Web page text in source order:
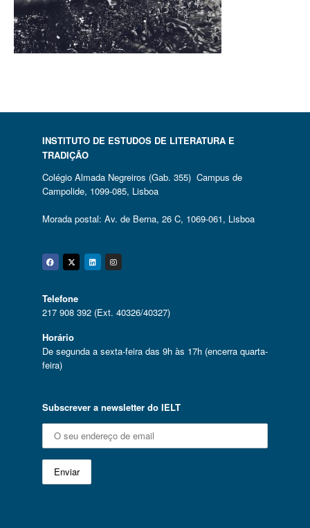
INSTITUTO DE ESTUDOS DE LITERATURA E
TRADIÇÃO
Colégio Almada Negreiros (Gab. 355) Campus de
Campolide, 1099-085, Lisboa
Morada postal: Av. de Berna, 26 C, 1069-061, Lisboa
Facebook
Twitter
Linkedin
Instagram
Telefone
217 908 392 (Ext. 40326/40327)
Horário
De segunda a sexta-feira das 9h às 17h (encerra quarta-
feira)
Subscrever a newsletter do IELT